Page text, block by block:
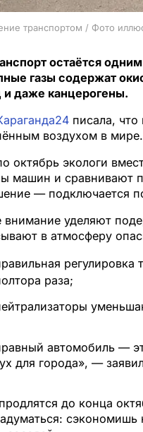
транспортом / Фото
остаётся
газы содержат
и даже канцерогены.
писала,
воздухом в мире.
октябрь экологи
машин и сравнивают
— подключается
внимание уделяют
в атмосферу
раза;
автомобиль —
для города», —
до конца